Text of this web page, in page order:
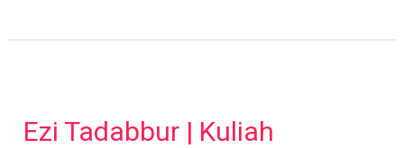
Ezi Tadabbur | Kuliah